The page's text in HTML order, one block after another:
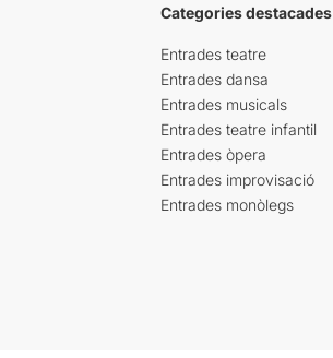
Categories destacades
Entrades teatre
Entrades dansa
Entrades musicals
Entrades teatre infantil
Entrades òpera
Entrades improvisació
Entrades monòlegs